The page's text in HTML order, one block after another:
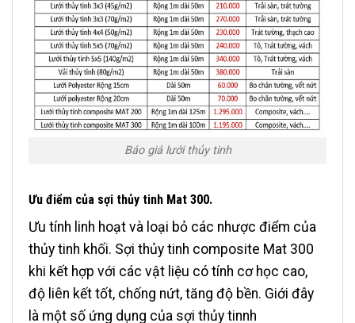
Báo giá lưới thủy tinh
Ưu điểm của sợi thủy tinh Mat 300.
Ưu tính linh hoạt và loại bỏ các nhược điểm của
thủy tinh khối. Sợi thủy tinh composite Mat 300
khi kết hợp với các vật liệu có tính cơ học cao,
độ liên kết tốt, chống nứt, tăng độ bền. Giới đây
là một số ứng dụng của sợi thủy tinnh